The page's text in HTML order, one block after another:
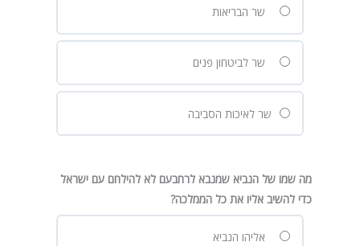
שר הבריאות
שר לביטחון פנים
שר לאיכות הסביבה
מה שמו של הנביא שמנבא לרחבעם לא להילחם עם ישראל
כדי להשיב אליו את כל הממלכה?
אליהו הנביא